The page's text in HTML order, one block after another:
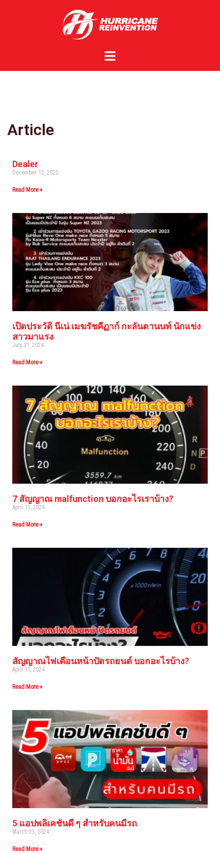
Article
Dealer
December 12, 2025
Read More »
เปิดประวัติ นีเน่ เมฆรัชคีฏาก์ กะลันตานนท์ นักแข่ง
สาวมาแรง
July 31, 2024
Read More »
7 สัญญาณ malfunction บอกอะไรเราบ้าง?
April 11, 2024
Read More »
สัญญาณไฟเตือนหน้าปัดรถยนต์ บอกอะไรบ้าง?
April 11, 2024
Read More »
5 แอปพลิเคชันดี ๆ สำหรับคนมีรถ
March 25, 2024
Read More »